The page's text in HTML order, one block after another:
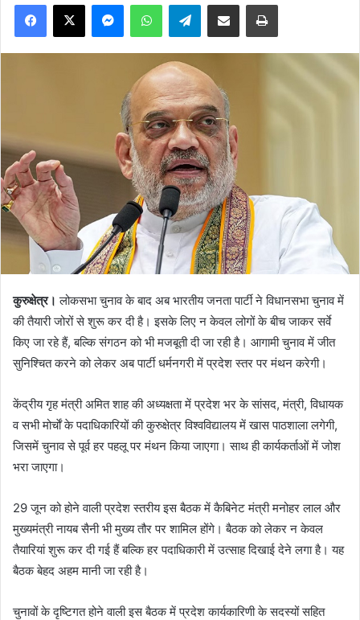
Facebook
X MessengerWhatsAppTelegramShare via Email Print
कुरुक्षेत्र। लोकसभा चुनाव के बाद अब भारतीय जनता पार्टी ने विधानसभा चुनाव में
की तैयारी जोरों से शुरू कर दी है। इसके लिए न केवल लोगों के बीच जाकर सर्वे
किए जा रहे हैं, बल्कि संगठन को भी मजबूती दी जा रही है। आगामी चुनाव में जीत
सुनिश्चित करने को लेकर अब पार्टी धर्मनगरी में प्रदेश स्तर पर मंथन करेगी।
केंद्रीय गृह मंत्री अमित शाह की अध्यक्षता में प्रदेश भर के सांसद, मंत्री, विधायक
व सभी मोर्चाें के पदाधिकारियों की कुरुक्षेत्र विश्वविद्यालय में खास पाठशाला लगेगी,
जिसमें चुनाव से पूर्व हर पहलू पर मंथन किया जाएगा। साथ ही कार्यकर्ताओं में जोश
भरा जाएगा।
29 जून को होने वाली प्रदेश स्तरीय इस बैठक में कैबिनेट मंत्री मनोहर लाल और
मुख्यमंत्री नायब सैनी भी मुख्य तौर पर शामिल होंगे। बैठक को लेकर न केवल
तैयारियां शुरू कर दी गई हैं बल्कि हर पदाधिकारी में उत्साह दिखाई देने लगा है। यह
बैठक बेहद अहम मानी जा रही है।
चुनावों के दृष्टिगत होने वाली इस बैठक में प्रदेश कार्यकारिणी के सदस्यों सहित